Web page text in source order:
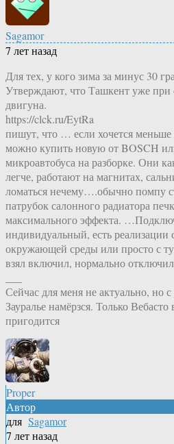
Sagamor
7 лет назад
Для тех, у кого зима за минус 30
Утверждают, что Ташкент уже при
двигуна.
https://clck.ru/EytRa
пишут, что … если хочется
можно купить новую от BOSCH
микроавтобуса на разборке. Они
легче, работают на магнитах,
ломаться нечему….обычно помпу
патрубок салонного радиатора
максимального эффекта.
индивидуальный, есть реализации
окружающей среды или просто с
взял включил, нормально
Сейчас для меня не актуально, но
Зауралье намёрзся. Только
пригодится
Proper
Автор
для Sagamor
7 лет назад